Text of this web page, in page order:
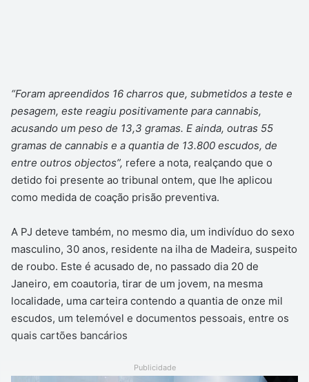
“Foram apreendidos 16 charros que, submetidos a teste e
pesagem, este reagiu positivamente para cannabis,
acusando um peso de 13,3 gramas. E ainda, outras 55
gramas de cannabis e a quantia de 13.800 escudos, de
entre outros objectos”, refere a nota, realçando que o
detido foi presente ao tribunal ontem, que lhe aplicou
como medida de coação prisão preventiva.
A PJ deteve também, no mesmo dia, um indivíduo do sexo
masculino, 30 anos, residente na ilha de Madeira, suspeito
de roubo. Este é acusado de, no passado dia 20 de
Janeiro, em coautoria, tirar de um jovem, na mesma
localidade, uma carteira contendo a quantia de onze mil
escudos, um telemóvel e documentos pessoais, entre os
quais cartões bancários
Publicidade